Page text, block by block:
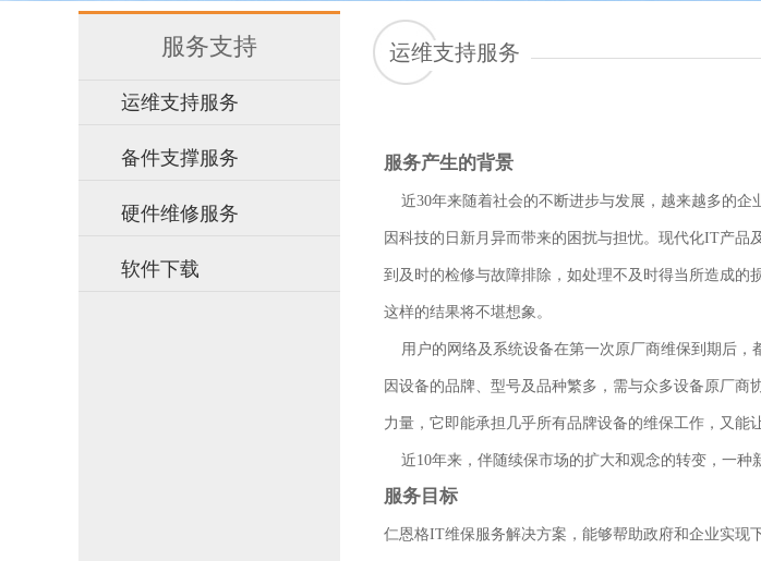
服务支持
运维支持服务
备件支撑服务
硬件维修服务
软件下载
运维支持服务
服务产生的背景
近30年来随着社会的不断进步与发展，越来越多的企
因科技的日新月异而带来的困扰与担忧。现代化IT产品
到及时的检修与故障排除，如处理不及时得当所造成的
这样的结果将不堪想象。
用户的网络及系统设备在第一次原厂商维保到期后，
因设备的品牌、型号及品种繁多，需与众多设备原厂
力量，它即能承担几乎所有品牌设备的维保工作，又能
近10年来，伴随续保市场的扩大和观念的转变，一种
服务目标
仁恩格IT维保服务解决方案，能够帮助政府和企业实现